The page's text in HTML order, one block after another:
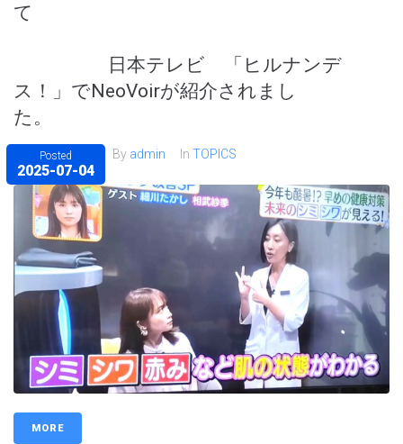
て
日本テレビ 「ヒルナンデ
ス！」でNeoVoirが紹介されまし
た。
By admin In TOPICS
Posted
2025-07-04
MORE